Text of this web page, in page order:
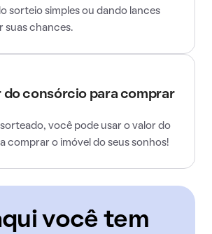
sorteio simples ou dando lances
suas chances.
do consórcio para comprar
você pode usar o valor do
comprar o imóvel do seus sonhos!
você tem